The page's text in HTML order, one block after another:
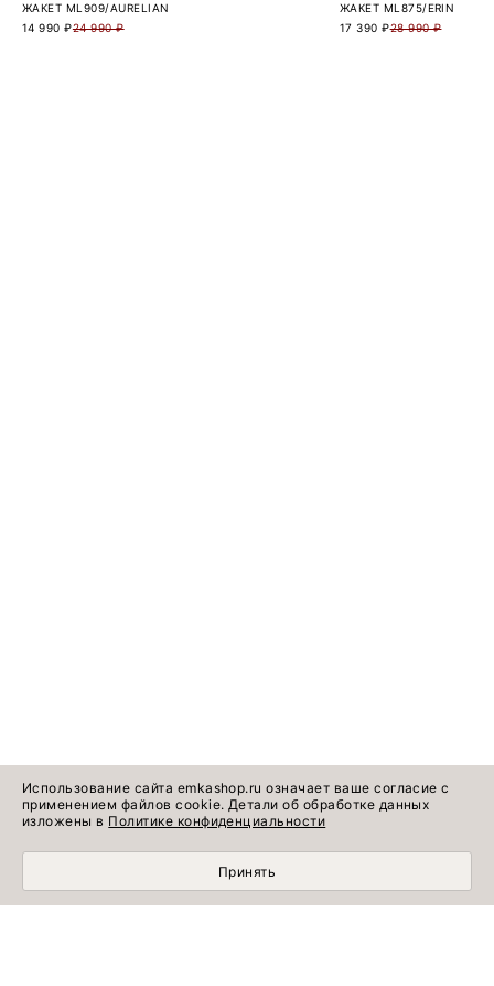
ЖАКЕТ ML909/AURELIAN
24 990 ₽
14 990 ₽
ЖАКЕТ ML875/ERIN
28 990 ₽
17 390 ₽
Использование сайта emkashop.ru означает ваше согласие с
применением файлов cookie. Детали об обработке данных
изложены в Политике конфиденциальности
Принять